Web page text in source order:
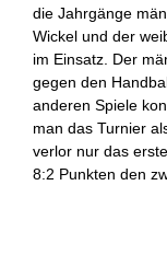
die Jahrgänge
Wickel und der
im Einsatz. Der
gegen den
anderen Spiele
man das Turnier
verlor nur das
8:2 Punkten den